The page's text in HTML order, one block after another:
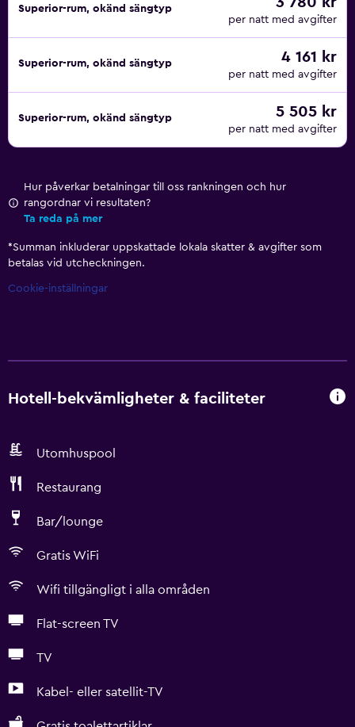
Superior-rum, okänd sängtyp
per natt med avgifter
Superior-rum, okänd sängtyp 4 161 kr
per natt med avgifter
Superior-rum, okänd sängtyp 5 505 kr
per natt med avgifter
Hur påverkar betalningar till oss rankningen och hur
rangordnar vi resultaten?
Ta reda på mer
*Summan inkluderar uppskattade lokala skatter & avgifter som
betalas vid utcheckningen.
Cookie-inställningar
Hotell-bekvämligheter & faciliteter
Utomhuspool
Restaurang
Bar/lounge
Gratis WiFi
Wifi tillgängligt i alla områden
Flat-screen TV
TV
Kabel- eller satellit-TV